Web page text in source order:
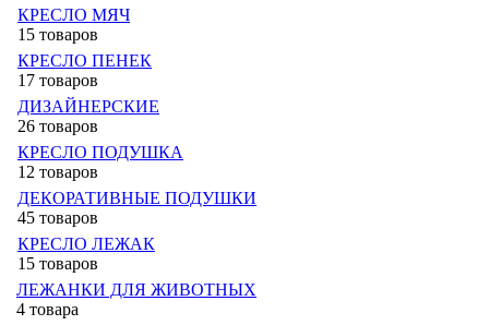
КРЕСЛО МЯЧ
15 товаров
КРЕСЛО ПЕНЕК
17 товаров
ДИЗАЙНЕРСКИЕ
26 товаров
КРЕСЛО ПОДУШКА
12 товаров
ДЕКОРАТИВНЫЕ ПОДУШКИ
45 товаров
КРЕСЛО ЛЕЖАК
15 товаров
ЛЕЖАНКИ ДЛЯ ЖИВОТНЫХ
4 товара